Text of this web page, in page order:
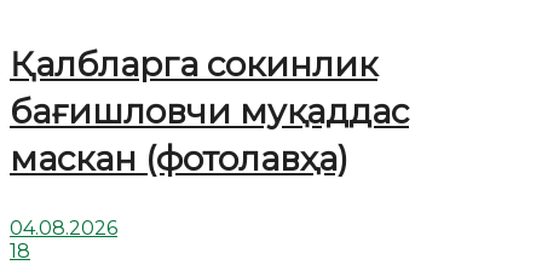
Қалбларга сокинлик
бағишловчи муқаддас
маскан (фотолавҳа)
04.08.2026
18